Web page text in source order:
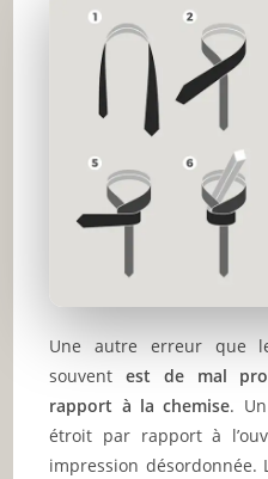
Une autre erreur que
souventest de mal
rapport à la chemise.
étroit par rapport à
impression désordonnée.